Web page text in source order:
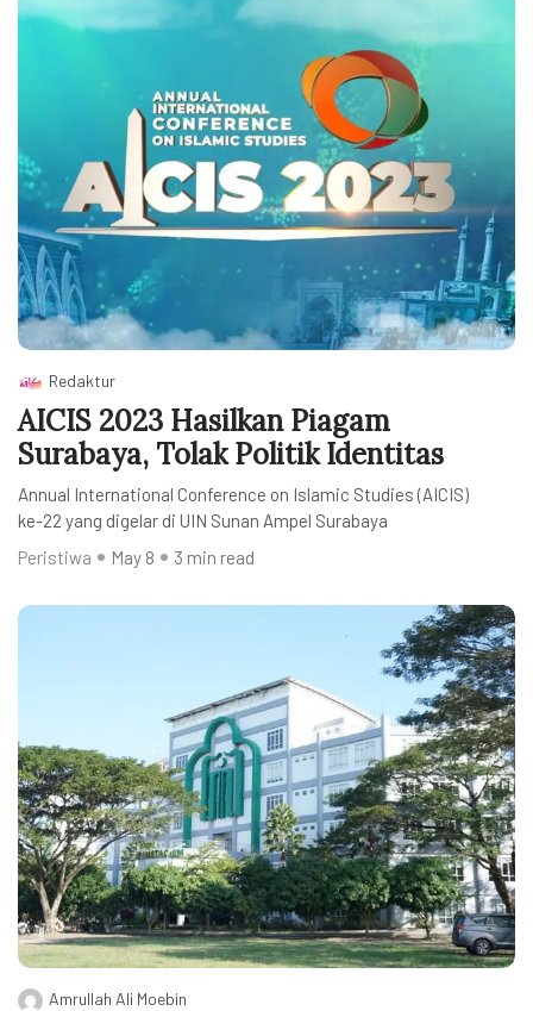
Redaktur
AICIS 2023 Hasilkan Piagam
Surabaya, Tolak Politik Identitas
Annual International Conference on Islamic Studies (AICIS)
ke-22 yang digelar di UIN Sunan Ampel Surabaya
Peristiwa
May 8 3 min read
Amrullah Ali Moebin